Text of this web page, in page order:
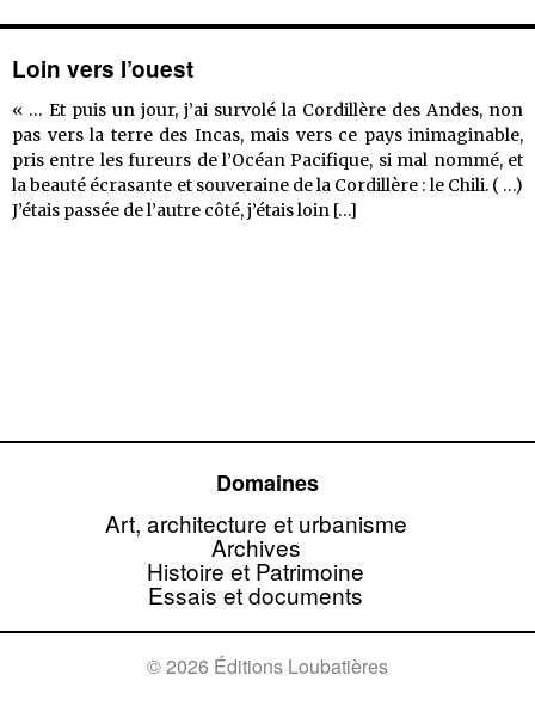
Loin vers l’ouest
« … Et puis un jour, j’ai survolé la Cordillère des Andes, non
pas vers la terre des Incas, mais vers ce pays inimaginable,
pris entre les fureurs de l’Océan Pacifique, si mal nommé, et
la beauté écrasante et souveraine de la Cordillère : le Chili. ( …)
J’étais passée de l’autre côté, j’étais loin […]
Domaines
Art, architecture et urbanisme
Archives
Histoire et Patrimoine
Essais et documents
© 2026 Éditions Loubatières